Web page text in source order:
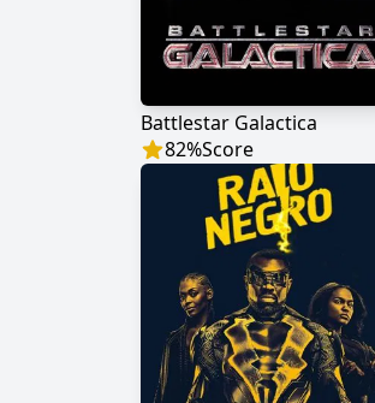
Battlestar Galactica
82%Score